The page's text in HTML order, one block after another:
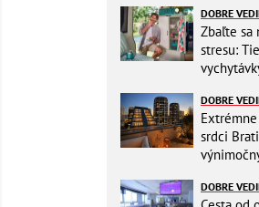
DOBRE
Zbaľte sa
stresu:
DOBRE
srdci
DOBRE